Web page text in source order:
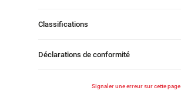
Classifications
Déclarations de conformité
Signaler une erreur sur cette page